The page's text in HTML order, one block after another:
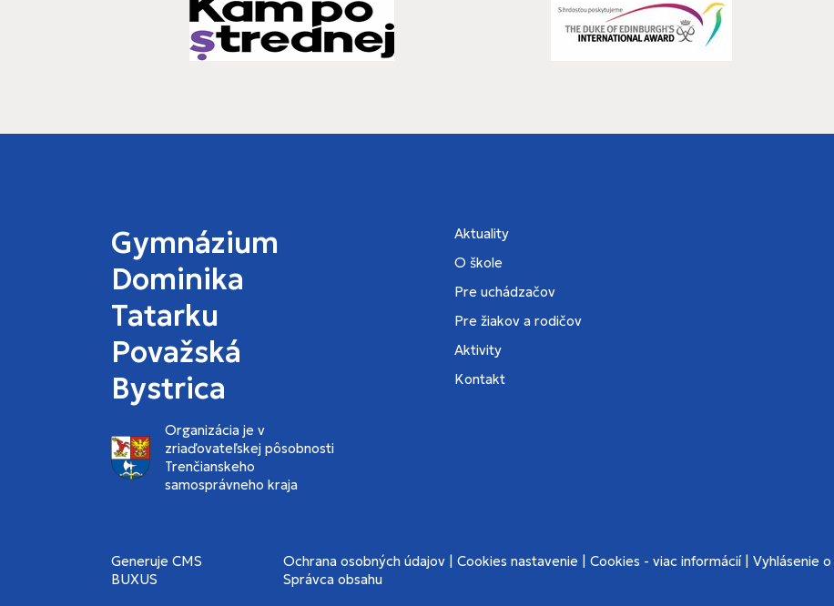
Gymnázium
Dominika
Tatarku
Považská
Bystrica
Organizácia je v
zriaďovateľskej pôsobnosti
Trenčianskeho
samosprávneho kraja
Aktuality
O škole
Pre uchádzačov
Pre žiakov a rodičov
Aktivity
Kontakt
Generuje CMS
BUXUS
Ochrana osobných údajov| Cookies nastavenie| Cookies - viac informácií| Vyhlásenie
Správca obsahu